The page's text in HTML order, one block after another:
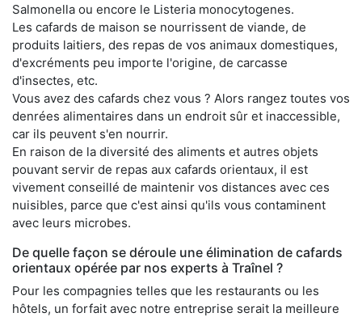
Salmonella ou encore le Listeria monocytogenes.
Les cafards de maison se nourrissent de viande, de
produits laitiers, des repas de vos animaux domestiques,
d'excréments peu importe l'origine, de carcasse
d'insectes, etc.
Vous avez des cafards chez vous ? Alors rangez toutes vos
denrées alimentaires dans un endroit sûr et inaccessible,
car ils peuvent s'en nourrir.
En raison de la diversité des aliments et autres objets
pouvant servir de repas aux cafards orientaux, il est
vivement conseillé de maintenir vos distances avec ces
nuisibles, parce que c'est ainsi qu'ils vous contaminent
avec leurs microbes.
De quelle façon se déroule une élimination de cafards
orientaux opérée par nos experts à Traînel ?
Pour les compagnies telles que les restaurants ou les
hôtels, un forfait avec notre entreprise serait la meilleure